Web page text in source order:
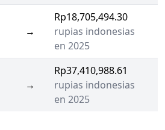
→
Rp18,705,494.30
rupias indonesias
en 2025
→
Rp37,410,988.61
rupias indonesias
en 2025